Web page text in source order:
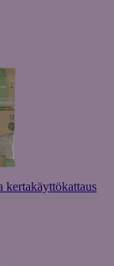
kertakäyttökattaus